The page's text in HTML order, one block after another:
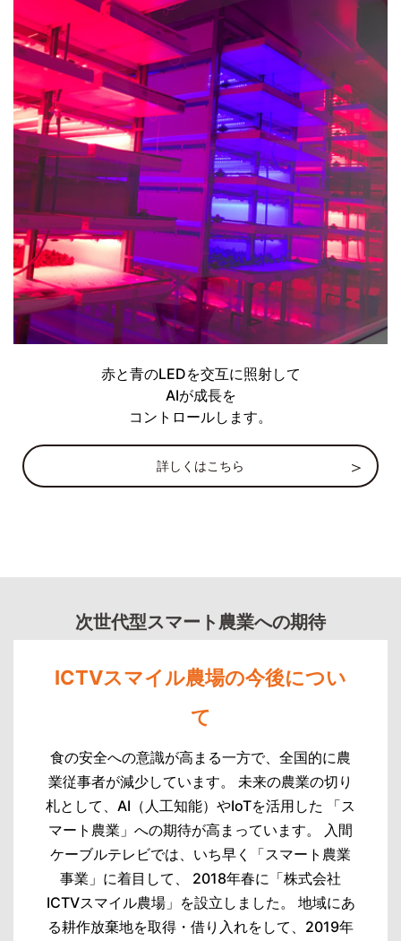
赤と青のLEDを交互に照射して
AIが成長を
コントロールします。
詳しくはこちら
次世代型スマート農業への期待
ICTVスマイル農場の今後につい
て
食の安全への意識が高まる一方で、全国的に農
業従事者が減少しています。 未来の農業の切り
札として、AI（人工知能）やIoTを活用した 「ス
マート農業」への期待が高まっています。 入間
ケーブルテレビでは、いち早く「スマート農業
事業」に着目して、 2018年春に「株式会社
ICTVスマイル農場」を設立しました。 地域にあ
る耕作放棄地を取得・借り入れをして、2019年